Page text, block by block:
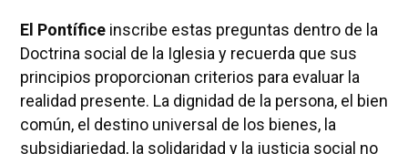
El Pontíficeinscribe estas preguntas dentro de la
Doctrina social de la Iglesia y recuerda que sus
principios proporcionan criterios para evaluar la
realidad presente. La dignidad de la persona, el bien
común, el destino universal de los bienes, la
subsidiariedad, la solidaridad y la justicia social no